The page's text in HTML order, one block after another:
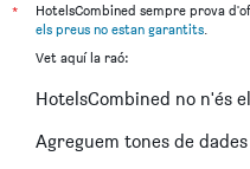
*
HotelsCombined sempre prova
els preus no estan garantits.
Vet aquí la raó:
HotelsCombined no n'és
Agreguem tones de